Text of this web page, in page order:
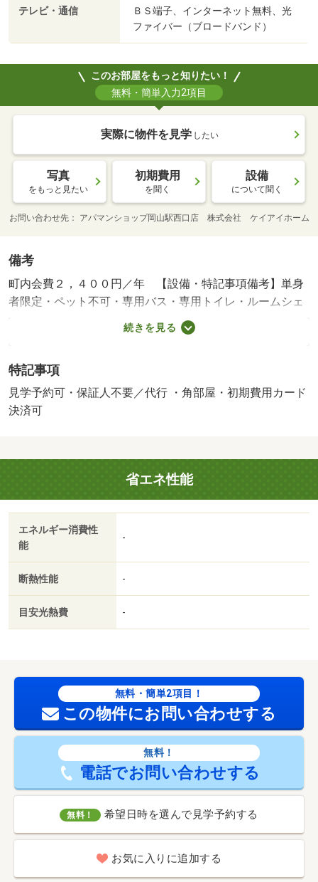
テレビ・通信
ＢＳ端子、インターネット無料、光
ファイバー（ブロードバンド）
このお部屋をもっと知りたい！
無料・簡単入力2項目
実際に物件を見学 したい
写真
をもっと見たい
初期費用
を聞く
設備
について聞く
お問い合わせ先 アパマンショップ岡山駅西口店 株式会社 ケイアイホーム
備考
町内会費２，４００円／年 【設備・特記事項備考】単身
者限定・ペット不可・専用バス・専用トイレ・ルームシェ
ア不可/鍵交換代（課税対象）／駐輪登録料（課税対象）／
退去時清掃代（課税対象） 60500円/水道料 2500円/賃貸戸
続きを見る
特記事項
見学予約可・保証人不要／代行 ・角部屋・初期費用カード
決済可
省エネ性能
エネルギー消費性
能
-
断熱性能 -
目安光熱費 -
無料・簡単2項目！
この物件にお問い合わせする
無料！
電話でお問い合わせする
無料！ 希望日時を選んで見学予約する
お気に入りに追加する